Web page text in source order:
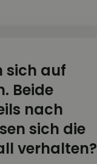
sich auf
Beide
nach
sich die
verhalten?